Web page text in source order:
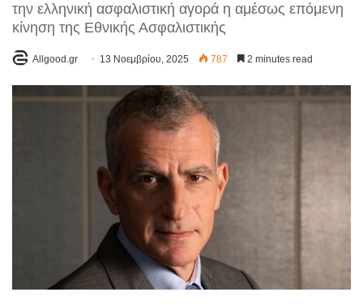
την ελληνική ασφαλιστική αγορά η αμέσως επόμενη
κίνηση της Εθνικής Ασφαλιστικής
Allgood.gr 13 Νοεμβρίου, 2025 787 2 minutes read